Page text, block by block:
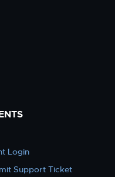
Login
Support Ticket